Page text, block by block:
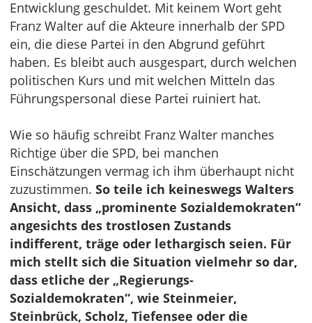
Entwicklung geschuldet. Mit keinem Wort geht
Franz Walter auf die Akteure innerhalb der SPD
ein, die diese Partei in den Abgrund geführt
haben. Es bleibt auch ausgespart, durch welchen
politischen Kurs und mit welchen Mitteln das
Führungspersonal diese Partei ruiniert hat.
Wie so häufig schreibt Franz Walter manches
Richtige über die SPD, bei manchen
Einschätzungen vermag ich ihm überhaupt nicht
zuzustimmen. So teile ich keineswegs Walters
Ansicht, dass „prominente Sozialdemokraten“
angesichts des trostlosen Zustands
indifferent, träge oder lethargisch seien. Für
mich stellt sich die Situation vielmehr so dar,
dass etliche der „Regierungs-
Sozialdemokraten“, wie Steinmeier,
Steinbrück, Scholz, Tiefensee oder die